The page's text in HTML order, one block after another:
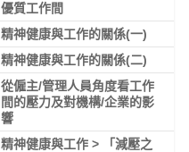
優質工作間
精神健康與工作的關係(一)
精神健康與工作的關係(二)
從僱主/管理人員角度看工作
間的壓力及對機構/企業的影
響
精神健康與工作 > 「減壓之